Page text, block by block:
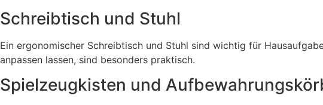
Schreibtisch und Stuhl
Ein ergonomischer Schreibtisch und Stuhl sind wichtig für
anpassen lassen, sind besonders praktisch.
Spielzeugkisten und